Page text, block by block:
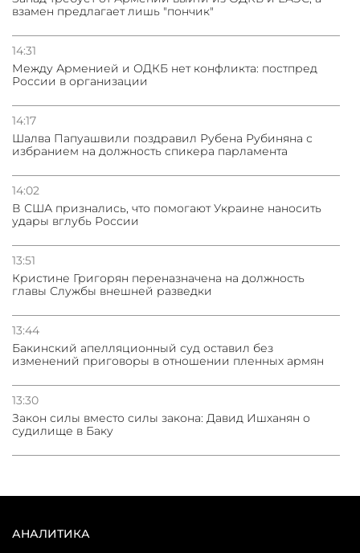
взамен предлагает лишь "пончик"
14:31
Между Арменией и ОДКБ нет конфликта: постпред
России в организации
14:17
Шалва Папуашвили поздравил Рубена Рубиняна с
избранием на должность спикера парламента
14:02
В США признались, что помогают Украине наносить
удары вглубь России
13:51
Кристине Григорян переназначена на должность
главы Службы внешней разведки
13:44
Бакинский апелляционный суд оставил без
изменений приговоры в отношении пленных армян
13:30
Закон силы вместо силы закона: Давид Ишханян о
судилище в Баку
АНАЛИТИКА